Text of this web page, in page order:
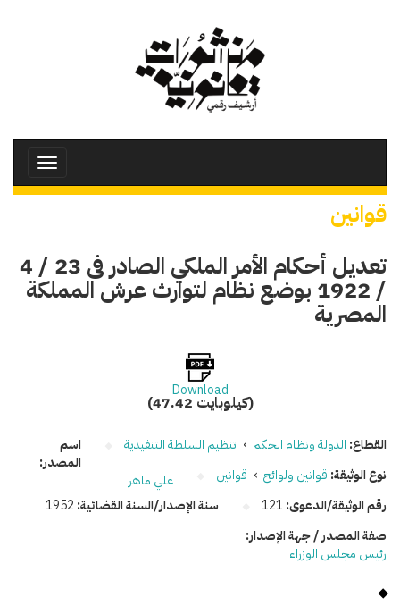
Toggle
قوانين
تعديل أحكام الأمر الملكي الصادر فى 23 / 4
/ 1922 بوضع نظام لتوارث عرش المملكة
المصرية
Download
(47.42 كيلوبايت)
القطاع: الدولة ونظام الحكم › تنظيم السلطة التنفيذية
نوع الوثيقة: قوانين ولوائح › قوانين
رقم الوثيقة/الدعوى: 121 سنة الإصدار/السنة القضائية: 1952
اسم
المصدر:
علي ماهر
صفة المصدر / جهة الإصدار:
رئيس مجلس الوزراء